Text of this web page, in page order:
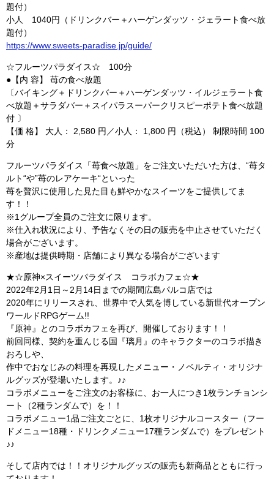
題付）
小人 1040円（ドリンクバー＋ハーゲンダッツ・ジェラート食べ放
題付）
https://www.sweets-paradise.jp/guide/
☆フルーツパラダイス☆ 100分
●【内 容】 苺の食べ放題
〔バイキング＋ドリンクバー＋ハーゲンダッツ・イルジェラート食
べ放題＋サラダバー＋スイパラスーパークリスピーポテト食べ放題
付 〕
【価 格】 大人： 2,580 円／小人： 1,800 円（税込） 制限時間 100
分
フルーツパラダイス「苺食べ放題」をご注文いただいた方は、“苺タ
ルト“や”苺のレアケーキ“といった
苺を贅沢に使用した見た目も鮮やかなスイーツをご提供してま
す！！
※1グループ全員のご注文に限ります。
※仕入れ状況により、予告なくその日の販売を中止させていただく
場合がございます。
※産地は提供時期・店舗により異なる場合がございます
★☆原神×スイーツパラダイス コラボカフェ☆★
2022年2月1日～2月14日までの期間広島パルコ店では
2020年にリリースされ、世界中で人気を博している新世代オープン
ワールドRPGゲーム!!
『原神』とのコラボカフェを再び、開催しております！！
前回同様、契約を重んじる国『璃月』のキャラクターのコラボ描き
おろしや、
作中でおなじみの料理を再現したメニュー・ノベルティ・オリジナ
ルグッズが登場いたします。♪♪
コラボメニューをご注文のお客様に、お一人につき1枚ランチョンシ
ート（2種ランダムで）を！！
コラボメニュー1品ご注文ごとに、1枚オリジナルコースター（フー
ドメニュー18種・ドリンクメニュー17種ランダムで）をプレゼント
♪♪
そして店内では！！オリジナルグッズの販売も新商品とともに行っ